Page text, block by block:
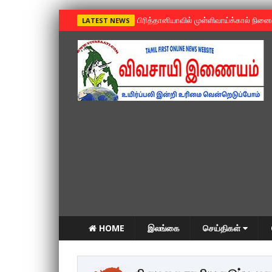
LATEST NEWS »பிரித்தானியாவில் முள்ளிவாய்க்கால்
HOME இலங்கை செய்திகள்